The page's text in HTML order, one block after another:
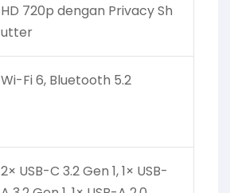
HD 720p dengan Privacy Sh
utter
Wi-Fi 6, Bluetooth 5.2
2× USB-C 3.2 Gen 1, 1× USB-